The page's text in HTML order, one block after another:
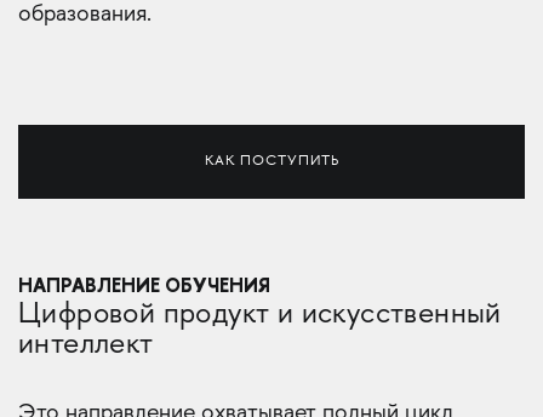
образования.
КАК ПОСТУПИТЬ
НАПРАВЛЕНИЕ ОБУЧЕНИЯ
Цифровой продукт и искусственный
интеллект